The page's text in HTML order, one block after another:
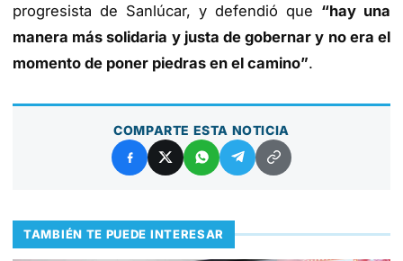
progresista de Sanlúcar, y defendió que “hay una
manera más solidaria y justa de gobernar y no era el
momento de poner piedras en el camino”.
COMPARTE ESTA NOTICIA
TAMBIÉN TE PUEDE INTERESAR